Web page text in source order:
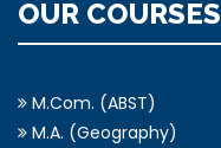
OUR COURSES
M.Com. (ABST)
M.A. (Geography)